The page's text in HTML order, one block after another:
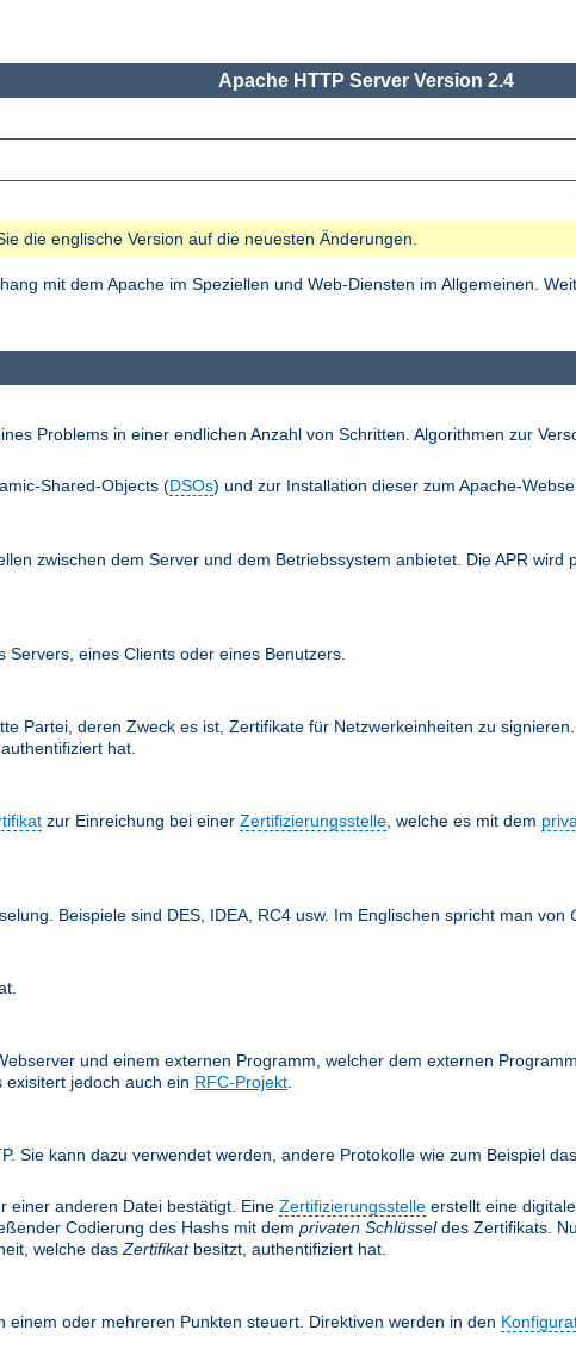
Apache HTTP Server Version 2.4
die englische Version auf die neuesten Änderungen.
mit dem Apache im Speziellen und Web-Diensten im Allgemeinen.
Problems in einer endlichen Anzahl von Schritten. Algorithmen zur
Shared-Objects (DSOs) und zur Installation dieser zum Apache-
zwischen dem Server und dem Betriebssystem anbietet. Die APR wird
eines Clients oder eines Benutzers.
Partei, deren Zweck es ist, Zertifikate für Netzwerkeinheiten zu
hat.
zur Einreichung bei einer Zertifizierungsstelle , welche es mit dem
Beispiele sind DES, IDEA, RC4 usw. Im Englischen spricht man von
und einem externen Programm, welcher dem externen
jedoch auch ein RFC-Projekt
Sie kann dazu verwendet werden, andere Protokolle wie zum Beispiel
einer anderen Datei bestätigt. Eine Zertifizierungsstelle erstellt eine
Codierung des Hashs mit dem privaten Schlüsseldes Zertifikats.
welche das Zertifikatbesitzt, authentifiziert hat.
oder mehreren Punkten steuert. Direktiven werden in den